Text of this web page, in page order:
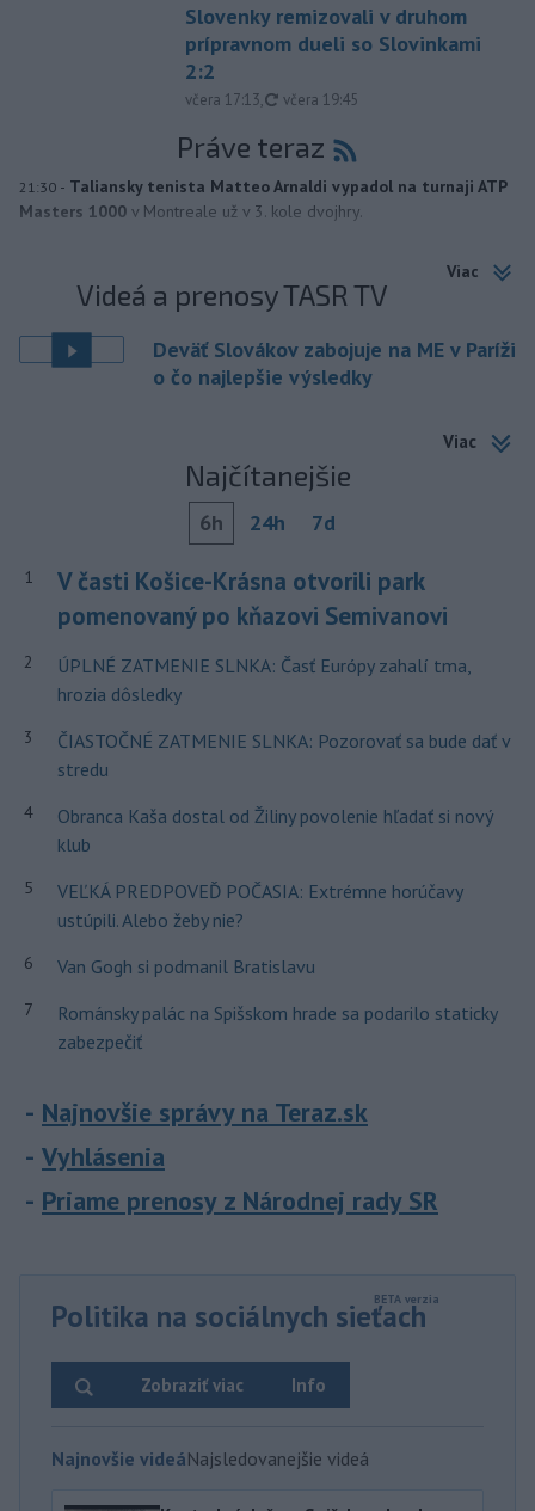
Slovenky remizovali v druhom
prípravnom dueli so Slovinkami
2:2
včera 17:13, aktualizované
včera 19:45
Práve teraz
21:30 - Taliansky tenista Matteo Arnaldi vypadol na turnaji ATP
Masters 1000 v Montreale už v 3. kole dvojhry.
Viac
Videá a prenosy TASR TV
Deväť Slovákov zabojuje na ME v Paríži
o čo najlepšie výsledky
Viac
Najčítanejšie
6h 24h 7d
1
V časti Košice-Krásna otvorili park
pomenovaný po kňazovi Semivanovi
2
ÚPLNÉ ZATMENIE SLNKA: Časť Európy zahalí tma,
hrozia dôsledky
3
ČIASTOČNÉ ZATMENIE SLNKA: Pozorovať sa bude dať v
stredu
4
Obranca Kaša dostal od Žiliny povolenie hľadať si nový
klub
5
VEĽKÁ PREDPOVEĎ POČASIA: Extrémne horúčavy
ustúpili. Alebo žeby nie?
6 Van Gogh si podmanil Bratislavu
7
Románsky palác na Spišskom hrade sa podarilo staticky
zabezpečiť
Najnovšie správy na Teraz.sk
Vyhlásenia
Priame prenosy z Národnej rady SR
Politika na sociálnych sieťach
Info
Zobraziť viac
Najnovšie videáNajsledovanejšie videá